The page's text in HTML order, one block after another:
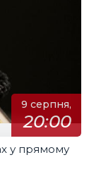
9 серпня,
20:00
у прямому